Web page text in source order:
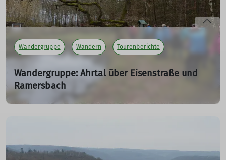
Wandergruppe Wandern Tourenberichte
Wandergruppe: Ahrtal über Eisenstraße und
Ramersbach
24.03.2024
Einkehr in der Krausberghütte.